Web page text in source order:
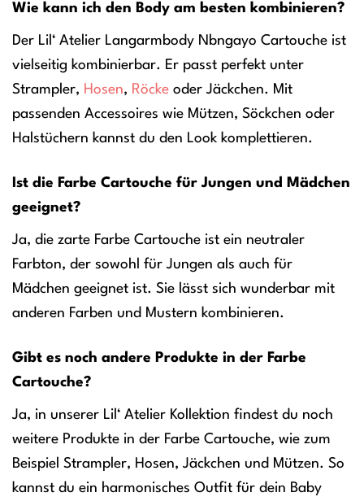
Wie kann ich den Body am besten kombinieren?
Der Lil‘ Atelier Langarmbody Nbngayo Cartouche ist
vielseitig kombinierbar. Er passt perfekt unter
Strampler, Hosen, Röcke oder Jäckchen. Mit
passenden Accessoires wie Mützen, Söckchen oder
Halstüchern kannst du den Look komplettieren.
Ist die Farbe Cartouche für Jungen und Mädchen
geeignet?
Ja, die zarte Farbe Cartouche ist ein neutraler
Farbton, der sowohl für Jungen als auch für
Mädchen geeignet ist. Sie lässt sich wunderbar mit
anderen Farben und Mustern kombinieren.
Gibt es noch andere Produkte in der Farbe
Cartouche?
Ja, in unserer Lil‘ Atelier Kollektion findest du noch
weitere Produkte in der Farbe Cartouche, wie zum
Beispiel Strampler, Hosen, Jäckchen und Mützen. So
kannst du ein harmonisches Outfit für dein Baby